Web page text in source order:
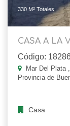
330 M² Totales
CASA A LA
Código:
Mar Del Plata
Provincia de
Casa